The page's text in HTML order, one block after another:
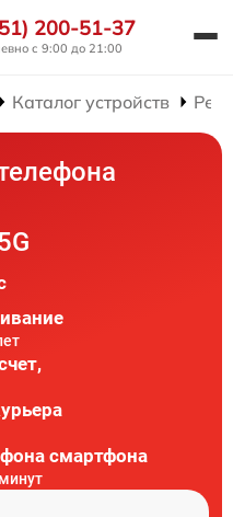
200-51-37
с 9:00 до 21:00
Каталог устройств
смартфона